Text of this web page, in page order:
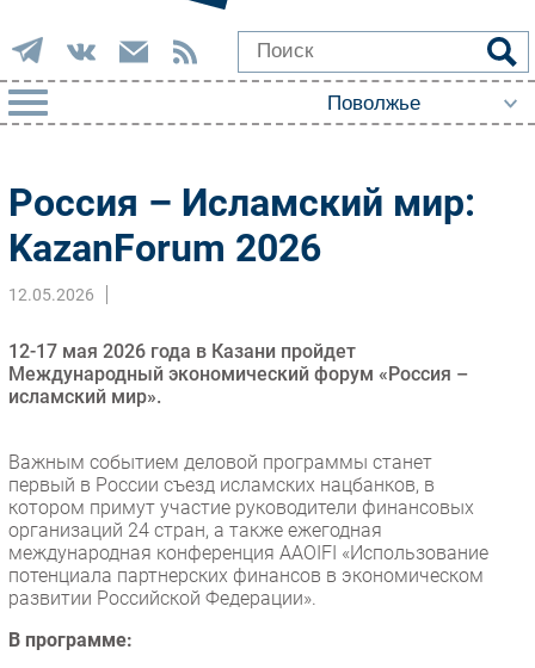
Импорто­замещение
Автоматизация Промышленности
Интернет
Фиксированная связь
Интеграция
Маркетинг
Торговые сети
Оборудование
ПО
Outsourcing
Регулирование
Россия – Исламский мир:
KazanForum 2026
12.05.2026
12-17 мая 2026 года в Казани пройдет
Международный экономический форум «Россия –
исламский мир».
Важным событием деловой программы станет
первый в России съезд исламских нацбанков, в
котором примут участие руководители финансовых
организаций 24 стран, а также ежегодная
международная конференция AAOIFI «Использование
потенциала партнерских финансов в экономическом
развитии Российской Федерации».
В программе: